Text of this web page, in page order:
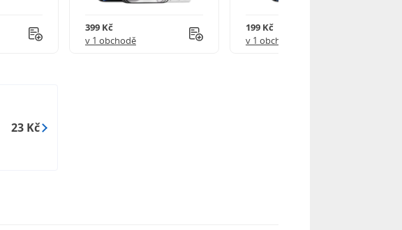
399 Kč
v 1 obchodě
199 Kč
v 1 obchodě
23 Kč